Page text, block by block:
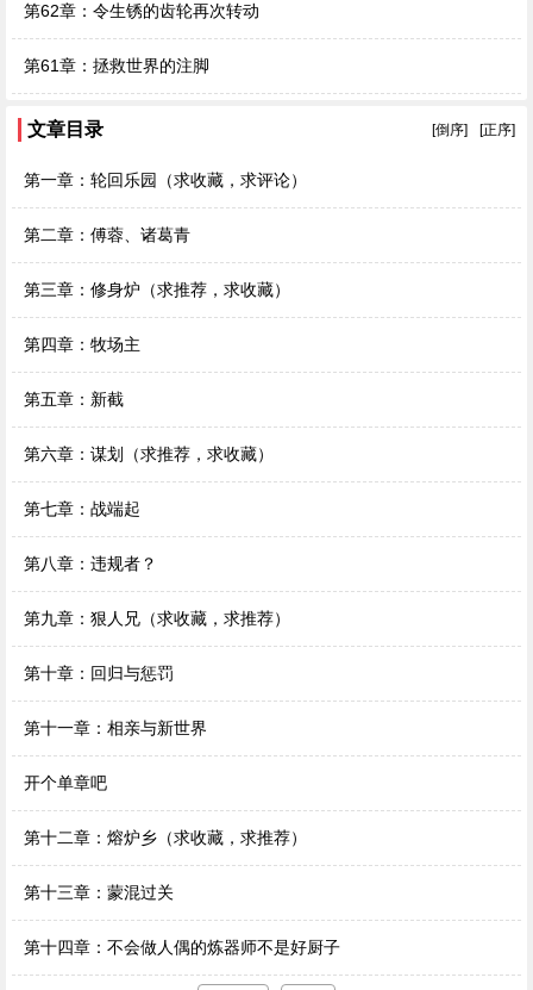
第62章：令生锈的齿轮再次转动
第61章：拯救世界的注脚
文章目录 [正序]
[倒序]
第一章：轮回乐园（求收藏，求评论）
第二章：傅蓉、诸葛青
第三章：修身炉（求推荐，求收藏）
第四章：牧场主
第五章：新截
第六章：谋划（求推荐，求收藏）
第七章：战端起
第八章：违规者？
第九章：狠人兄（求收藏，求推荐）
第十章：回归与惩罚
第十一章：相亲与新世界
开个单章吧
第十二章：熔炉乡（求收藏，求推荐）
第十三章：蒙混过关
第十四章：不会做人偶的炼器师不是好厨子